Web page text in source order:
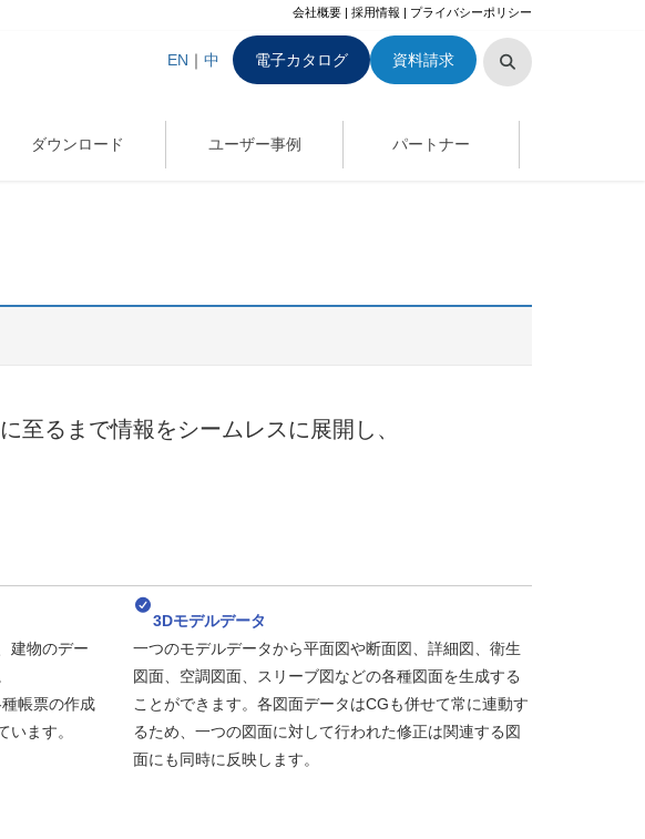
会社概要 | 採用情報 | プライバシーポリシー
EN ｜ 中 電子カタログ 資料請求
ダウンロード ユーザー事例 パートナー
至るまで情報をシームレスに展開し、
建物のデー
帳票の作成
ます。
3Dモデルデータ
一つのモデルデータから平面図や断面図、詳細図、衛生
図面、空調図面、スリーブ図などの各種図面を生成する
ことができます。各図面データはCGも併せて常に連動す
るため、一つの図面に対して行われた修正は関連する図
面にも同時に反映します。